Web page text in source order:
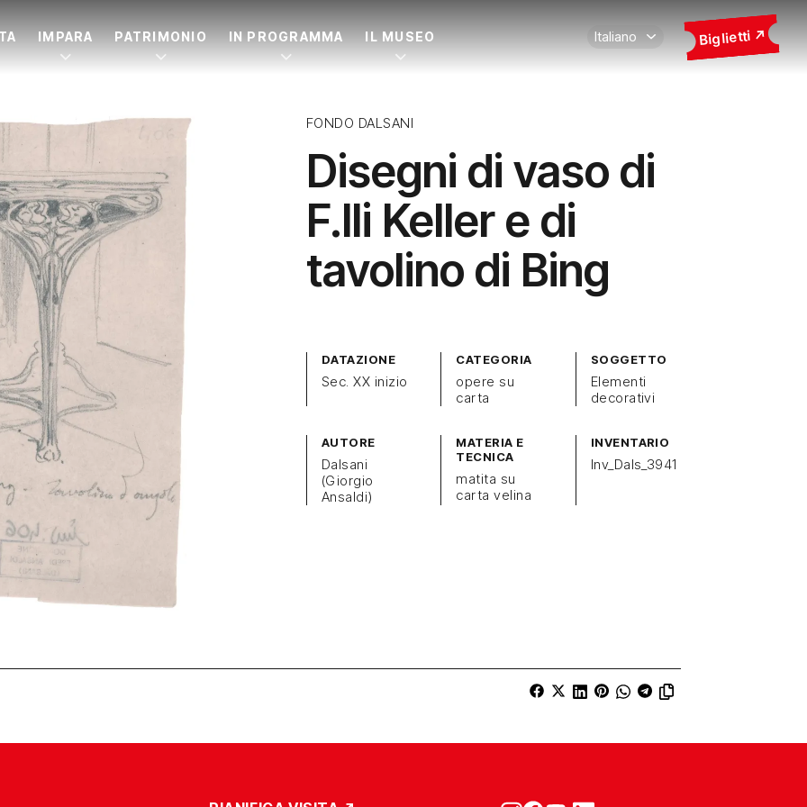
IMPARA PATRIMONIO IN PROGRAMMA IL MUSEO Biglietti
FONDO DALSANI
Disegni di vaso di
F.lli Keller e di
tavolino di Bing
DATAZIONE
Sec. XX inizio
CATEGORIA
opere su
carta
SOGGETTO
Elementi
decorativi
AUTORE
Dalsani
(Giorgio
Ansaldi)
MATERIA E
TECNICA
matita su
carta velina
INVENTARIO
Inv_Dals_3941